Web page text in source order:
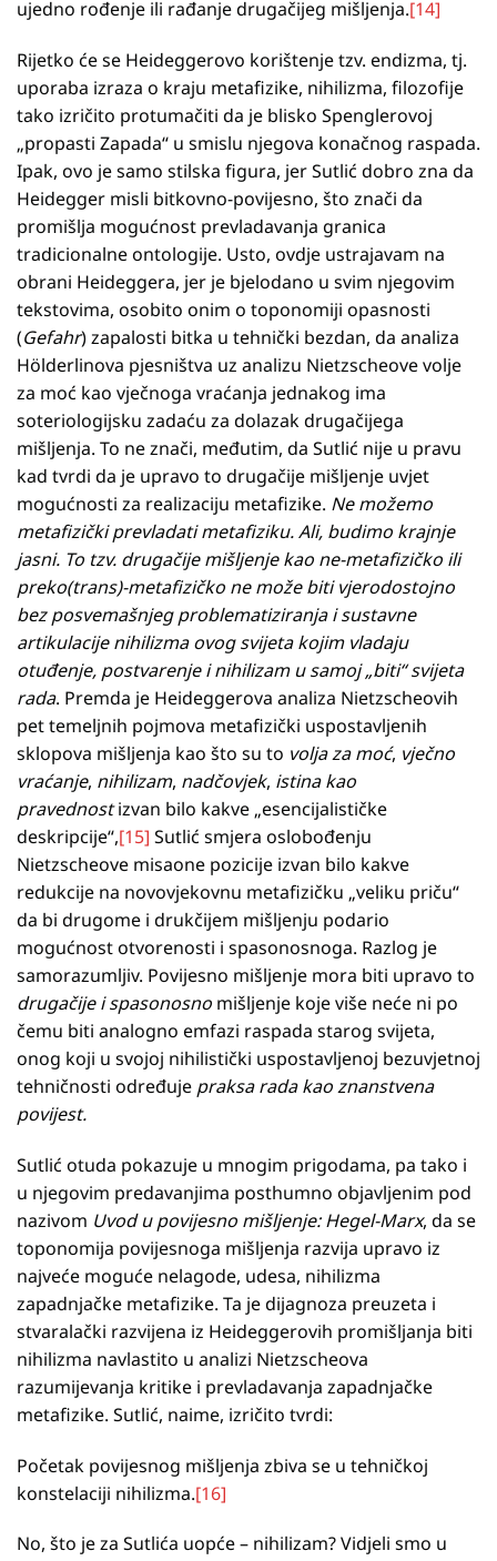
ujedno rođenje ili rađanje drugačijeg mišljenja.[14]
Rijetko će se Heideggerovo korištenje tzv. endizma, tj.
uporaba izraza o kraju metafizike, nihilizma, filozofije
tako izričito protumačiti da je blisko Spenglerovoj
„propasti Zapada“ u smislu njegova konačnog raspada.
Ipak, ovo je samo stilska figura, jer Sutlić dobro zna da
Heidegger misli bitkovno-povijesno, što znači da
promišlja mogućnost prevladavanja granica
tradicionalne ontologije. Usto, ovdje ustrajavam na
obrani Heideggera, jer je bjelodano u svim njegovim
tekstovima, osobito onim o toponomiji opasnosti
(Gefahr) zapalosti bitka u tehnički bezdan, da analiza
Hölderlinova pjesništva uz analizu Nietzscheove volje
za moć kao vječnoga vraćanja jednakog ima
soteriologijsku zadaću za dolazak drugačijega
mišljenja. To ne znači, međutim, da Sutlić nije u pravu
kad tvrdi da je upravo to drugačije mišljenje uvjet
mogućnosti za realizaciju metafizike. Ne možemo
metafizički prevladati metafiziku. Ali, budimo krajnje
jasni. To tzv. drugačije mišljenje kao ne-metafizičko ili
preko(trans)-metafizičko ne može biti vjerodostojno
bez posvemašnjeg problematiziranja i sustavne
artikulacije nihilizma ovog svijeta kojim vladaju
otuđenje, postvarenje i nihilizam u samoj „biti“ svijeta
rada. Premda je Heideggerova analiza Nietzscheovih
pet temeljnih pojmova metafizički uspostavljenih
sklopova mišljenja kao što su to volja za moć, vječno
vraćanje, nihilizam, nadčovjek, istina kao
pravednostizvan bilo kakve „esencijalističke
deskripcije“,[15] Sutlić smjera oslobođenju
Nietzscheove misaone pozicije izvan bilo kakve
redukcije na novovjekovnu metafizičku „veliku priču“
da bi drugome i drukčijem mišljenju podario
mogućnost otvorenosti i spasonosnoga. Razlog je
samorazumljiv. Povijesno mišljenje mora biti upravo to
drugačije i spasonosno mišljenje koje više neće ni po
čemu biti analogno emfazi raspada starog svijeta,
onog koji u svojoj nihilistički uspostavljenoj bezuvjetnoj
tehničnosti određuje praksa rada kao znanstvena
povijest.
Sutlić otuda pokazuje u mnogim prigodama, pa tako i
u njegovim predavanjima posthumno objavljenim pod
nazivom Uvod u povijesno mišljenje: Hegel-Marx, da se
toponomija povijesnoga mišljenja razvija upravo iz
najveće moguće nelagode, udesa, nihilizma
zapadnjačke metafizike. Ta je dijagnoza preuzeta i
stvaralački razvijena iz Heideggerovih promišljanja biti
nihilizma navlastito u analizi Nietzscheova
razumijevanja kritike i prevladavanja zapadnjačke
metafizike. Sutlić, naime, izričito tvrdi:
Početak povijesnog mišljenja zbiva se u tehničkoj
konstelaciji nihilizma.[16]
No, što je za Sutlića uopće – nihilizam? Vidjeli smo u